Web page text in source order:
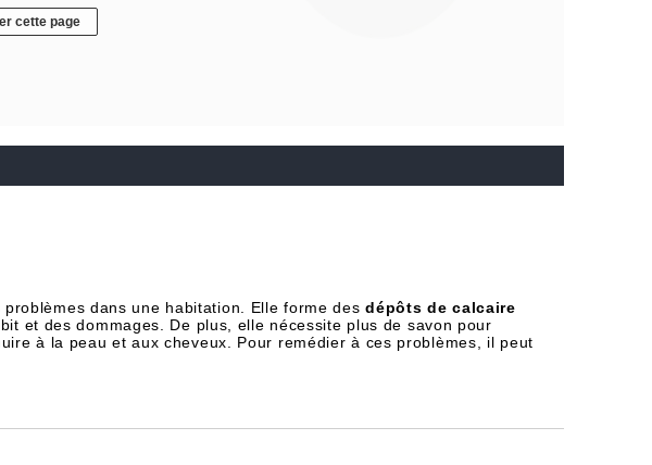
cette page
problèmes dans une habitation. Elle forme desdépôts de calcaire
et des dommages. De plus, elle nécessite plus de savon pour
à la peau et aux cheveux. Pour remédier à ces problèmes, il peut